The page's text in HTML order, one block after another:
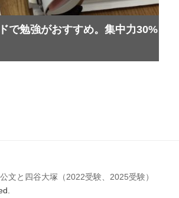
で勉強がおすすめ。集中力30%
公文と四谷大塚（2022受験、2025受験）